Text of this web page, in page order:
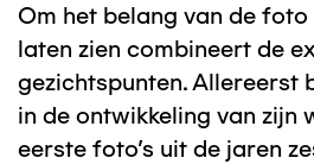
Om het belang van de
laten zien combineert de
gezichtspunten. Allereerst
in de ontwikkeling van zijn
eerste foto's uit de jaren